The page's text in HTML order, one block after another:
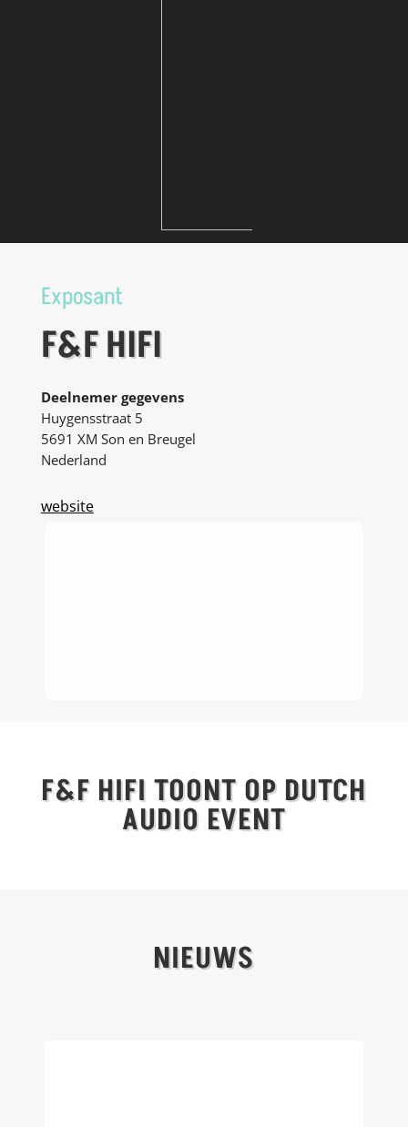
Exposant
F&F HIFI
Deelnemer gegevens
Huygensstraat 5
5691 XM Son en Breugel
Nederland
website
F&F HIFI TOONT OP DUTCH
AUDIO EVENT
NIEUWS